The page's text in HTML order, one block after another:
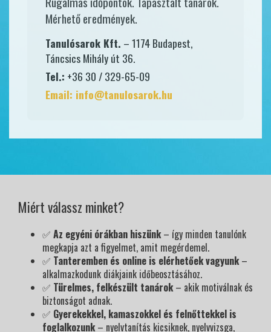
Mérhető eredmények.
Tanulósarok Kft. – 1174 Budapest,
Táncsics Mihály út 36.
Tel.: +36 30 / 329-65-09
Email: info@tanulosarok.hu
Miért válassz minket?
✅ Az egyéni órákban hiszünk– így minden tanulónk
megkapja azt a figyelmet, amit megérdemel.
✅ Tanteremben és online is elérhetőek vagyunk–
alkalmazkodunk diákjaink időbeosztásához.
✅ Türelmes, felkészült tanárok– akik motiválnak és
biztonságot adnak.
✅ Gyerekekkel, kamaszokkel és felnőttekkel is
foglalkozunk– nyelvtanítás kicsiknek, nyelvvizsga,